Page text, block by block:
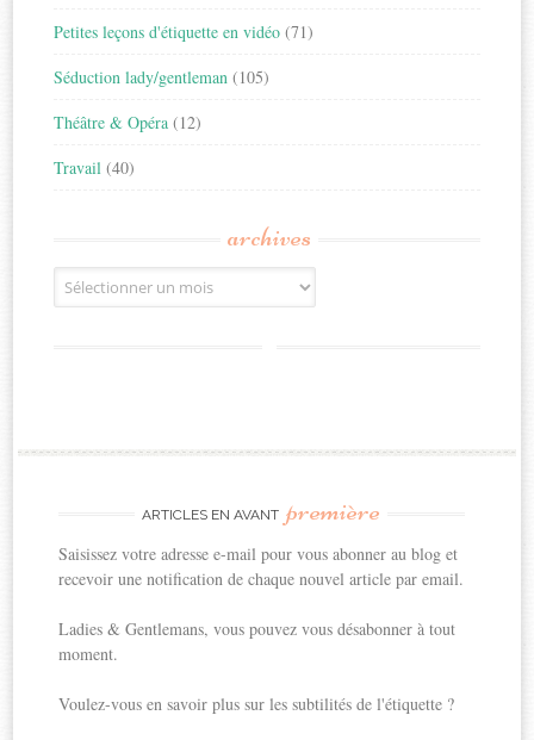
Petites leçons d'étiquette en vidéo (71)
Séduction lady/gentleman (105)
Théâtre & Opéra (12)
Travail (40)
archives
Archives
ARTICLES EN AVANT première
Saisissez votre adresse e-mail pour vous abonner au blog et
recevoir une notification de chaque nouvel article par email.
Ladies & Gentlemans, vous pouvez vous désabonner à tout
moment.
Voulez-vous en savoir plus sur les subtilités de l'étiquette ?